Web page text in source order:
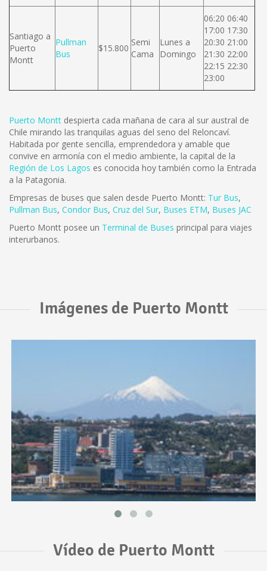
Santiago a
Puerto
Montt
Pullman
Bus
$15.800
Semi
Cama
Lunes a
Domingo
06:20 06:40
17:00 17:30
20:30 21:00
21:30 22:00
22:15 22:30
23:00
Puerto Montt despierta cada mañana de cara al sur austral de
Chile mirando las tranquilas aguas del seno del Reloncaví.
Habitada por gente sencilla, emprendedora y amable que
convive en armonía con el medio ambiente, la capital de la
Región de Los Lagos es conocida hoy también como la Entrada
a la Patagonia.
Empresas de buses que salen desde Puerto Montt: Tur Bus,
Pullman Bus, Condor Bus, Cruz del Sur, Buses ETM, Buses JAC
Puerto Montt posee un Terminal de Buses principal para viajes
interurbanos.
Imágenes de Puerto Montt
Vídeo de Puerto Montt